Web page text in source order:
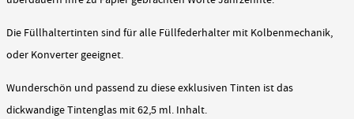
Die Füllhaltertinten sind für alle Füllfederhalter mit Kolbenmechanik,
oder Konverter geeignet.
Wunderschön und passend zu diese exklusiven Tinten ist das
dickwandige Tintenglas mit 62,5 ml. Inhalt.